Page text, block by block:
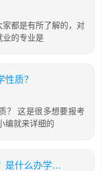
都是有所了解的，对
业的专业是
质？
？ 这是很多想要报考
编就来详细的
四川省邻水县兴仁职业中学怎么样？是什么办学性质？